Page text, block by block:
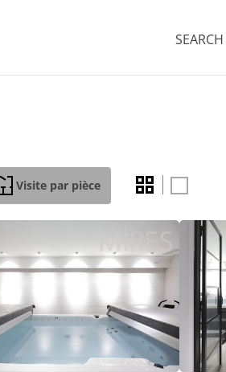
SEARCH
Visite par pièce